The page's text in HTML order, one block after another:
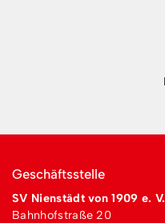
Geschäftsstelle
SV Nienstädt von 1909 e. V.
Bahnhofstraße 20